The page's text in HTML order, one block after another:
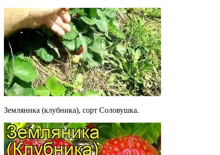
Земляника (клубника), сорт Соловушка.